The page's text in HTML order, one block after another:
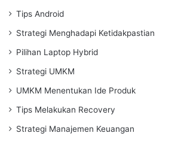
Tips Android
Strategi Menghadapi Ketidakpastian
Pilihan Laptop Hybrid
Strategi UMKM
UMKM Menentukan Ide Produk
Tips Melakukan Recovery
Strategi Manajemen Keuangan